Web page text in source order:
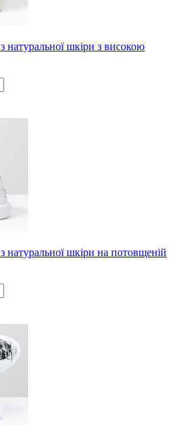
натуральної шкіри з високою
натуральної шкіри на потовщеній